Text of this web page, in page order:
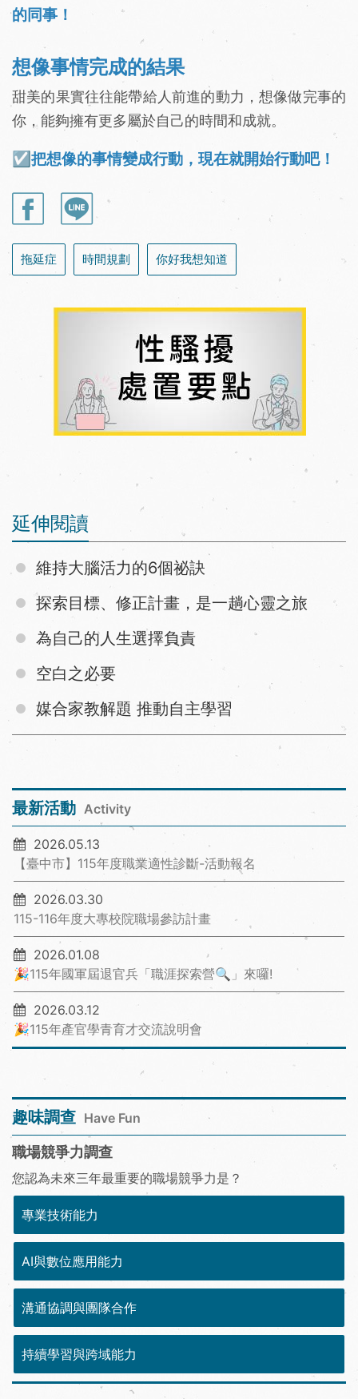
的同事！
想像事情完成的結果
甜美的果實往往能帶給人前進的動力，想像做完事的
你，能夠擁有更多屬於自己的時間和成就。
☑️把想像的事情變成行動，現在就開始行動吧！
拖延症 時間規劃 你好我想知道
延伸閱讀
維持大腦活力的6個祕訣
探索目標、修正計畫，是一趟心靈之旅
為自己的人生選擇負責
空白之必要
媒合家教解題 推動自主學習
最新活動 Activity
2026.05.13
【臺中市】115年度職業適性診斷-活動報名
2026.03.30
115-116年度大專校院職場參訪計畫
2026.01.08
🎉115年國軍屆退官兵「職涯探索營🔍」來囉!
2026.03.12
🎉115年產官學青育才交流說明會
趣味調查 Have Fun
職場競爭力調查
您認為未來三年最重要的職場競爭力是？
專業技術能力
AI與數位應用能力
溝通協調與團隊合作
持續學習與跨域能力